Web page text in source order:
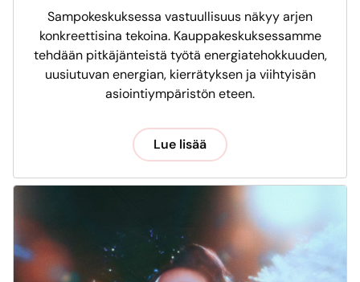
Sampokeskuksessa vastuullisuus näkyy arjen
konkreettisina tekoina. Kauppakeskuksessamme
tehdään pitkäjänteistä työtä energiatehokkuuden,
uusiutuvan energian, kierrätyksen ja viihtyisän
asiointiympäristön eteen.
Lue lisää